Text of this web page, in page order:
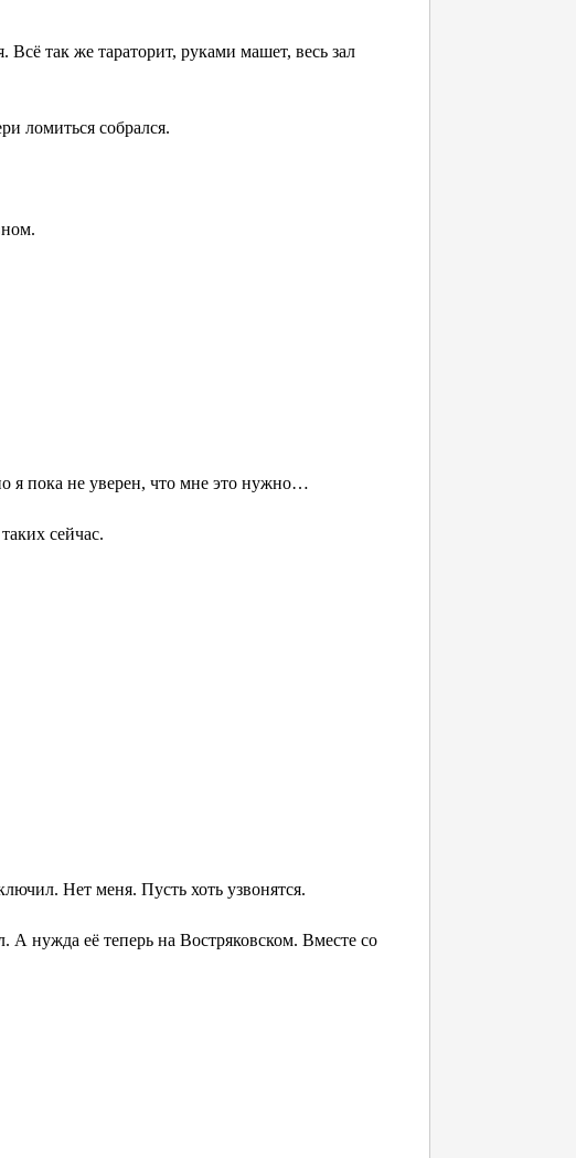
так же тараторит, руками машет, весь зал
ломиться собрался.
я пока не уверен, что мне это нужно…
сейчас.
Нет меня. Пусть хоть узвонятся.
нужда её теперь на Востряковском. Вместе со